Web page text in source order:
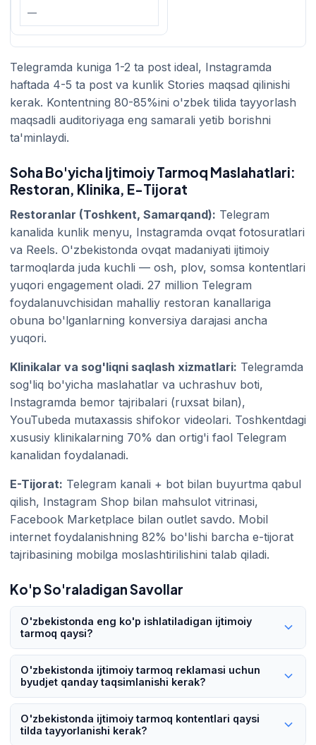
—
Telegramda kuniga 1-2 ta post ideal, Instagramda
haftada 4-5 ta post va kunlik Stories maqsad qilinishi
kerak. Kontentning 80-85%ini o'zbek tilida tayyorlash
maqsadli auditoriyaga eng samarali yetib borishni
ta'minlaydi.
Soha Bo'yicha Ijtimoiy Tarmoq Maslahatlari:
Restoran, Klinika, E-Tijorat
Restoranlar (Toshkent, Samarqand): Telegram
kanalida kunlik menyu, Instagramda ovqat fotosuratlari
va Reels. O'zbekistonda ovqat madaniyati ijtimoiy
tarmoqlarda juda kuchli — osh, plov, somsa kontentlari
yuqori engagement oladi. 27 million Telegram
foydalanuvchisidan mahalliy restoran kanallariga
obuna bo'lganlarning konversiya darajasi ancha
yuqori.
Klinikalar va sog'liqni saqlash xizmatlari: Telegramda
sog'liq bo'yicha maslahatlar va uchrashuv boti,
Instagramda bemor tajribalari (ruxsat bilan),
YouTubeda mutaxassis shifokor videolari. Toshkentdagi
xususiy klinikalarning 70% dan ortig'i faol Telegram
kanalidan foydalanadi.
E-Tijorat: Telegram kanali + bot bilan buyurtma qabul
qilish, Instagram Shop bilan mahsulot vitrinasi,
Facebook Marketplace bilan outlet savdo. Mobil
internet foydalanishning 82% bo'lishi barcha e-tijorat
tajribasining mobilga moslashtirilishini talab qiladi.
Ko'p So'raladigan Savollar
O'zbekistonda eng ko'p ishlatiladigan ijtimoiy
tarmoq qaysi?
O'zbekistonda eng ko'p ishlatiladigan ijtimoiy tarmoq
Telegramdir. 27 million foydalanuvchi (aholining 76%i), kunlik
foydalanuvchi bilan YouTube, uchinchi o'rinda 11 million
O'zbekistonda ijtimoiy tarmoq reklamasi uchun
byudjet qanday taqsimlanishi kerak?
O'zbekistonda reklama byudjetlarining 80%i Google va
ijtimoiy tarmoq platformalariga, 20%i Telegram kanallari va
O'zbekistonda ijtimoiy tarmoq kontentlari qaysi
tilda tayyorlanishi kerak?